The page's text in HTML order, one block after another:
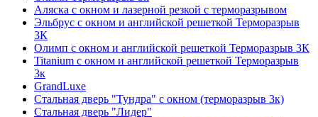
Аляска с окном и лазерной резкой с терморазрывом
Эльбрус с окном и английской решеткой Терморазрыв
3К
Олимп с окном и английской решеткой Терморазрыв 3К
Titanium с окном и английской решеткой Терморазрыв
3к
GrandLuxe
Стальная дверь "Тундра" с окном (терморазрыв 3к)
Стальная дверь "Лидер"